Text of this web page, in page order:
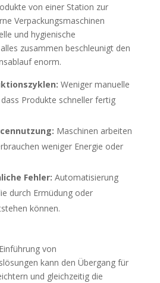
von einer Station zur
Verpackungsmaschinen
und hygienische
zusammen beschleunigt den
enorm.
Weniger manuelle
Produkte schneller fertig
Maschinen arbeiten
weniger Energie oder
Fehler: Automatisierung
durch Ermüdung oder
können.
von
kann den Übergang für
und gleichzeitig die